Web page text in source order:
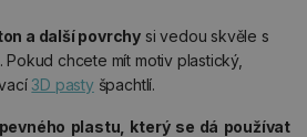
a další povrchy si vedou skvěle s
. Pokud chcete mít motiv plastický,
3D pastyšpachtlí.
plastu, který se dá používat